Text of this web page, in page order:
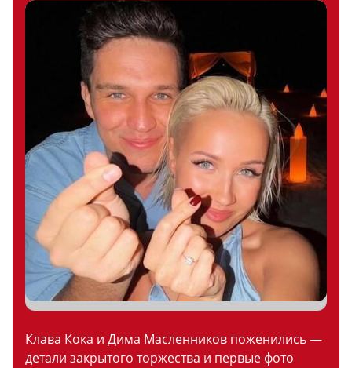
Клава Кока и Дима Масленников поженились —
детали закрытого торжества и первые фото